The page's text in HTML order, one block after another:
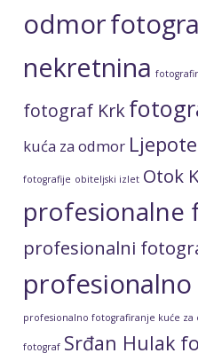
odmor
nekretnina
fotograf Krk
kuća za odmor
fotografije obiteljski izlet Otok
profesionalne
profesionalni
profesionalno fotografiranje kuće za
fotograf Srđan Hulak